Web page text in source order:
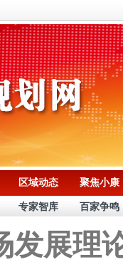
区域动态 聚焦小康
专家智库 百家争鸣
发展理